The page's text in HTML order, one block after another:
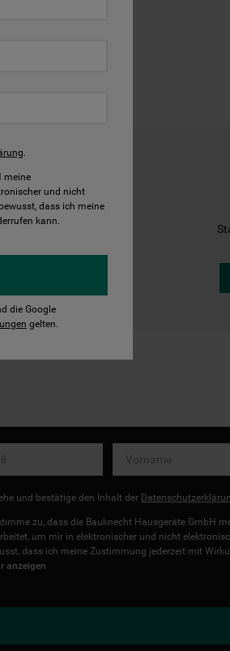
Kontakt
und bestätige den Inhalt der
zu, dass die Bauknecht Hausgeräte GmbH
um mir in elektronischer und nicht
dass ich meine Zustimmung jederzeit mit
anzeigen
.
meine
und nicht
dass ich meine
kann.
die Google
gelten.